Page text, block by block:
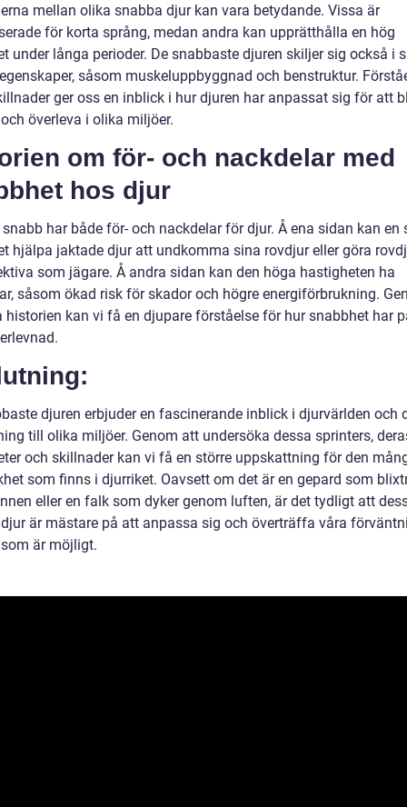
mellan olika snabba djur kan vara betydande. Vissa är
för korta språng, medan andra kan upprätthålla en hög
under långa perioder. De snabbaste djuren skiljer sig också i
såsom muskeluppbyggnad och benstruktur.
ger oss en inblick i hur djuren har anpassat sig för att
överleva i olika miljöer.
om för- och nackdelar med
hos djur
har både för- och nackdelar för djur. Å ena sidan kan en
hjälpa jaktade djur att undkomma sina rovdjur eller göra
som jägare. Å andra sidan kan den höga hastigheten ha
såsom ökad risk för skador och högre energiförbrukning.
historien kan vi få en djupare förståelse för hur snabbhet har
djuren erbjuder en fascinerande inblick i djurvärlden och
till olika miljöer. Genom att undersöka dessa sprinters,
och skillnader kan vi få en större uppskattning för den
som finns i djurriket. Oavsett om det är en gepard som
eller en falk som dyker genom luften, är det tydligt att
är mästare på att anpassa sig och överträffa våra
är möjligt.